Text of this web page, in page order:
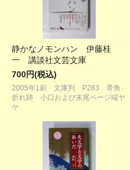
静かなノモンハン 伊藤桂
一 講談社文芸文庫
700円(税込)
2005年1刷 文庫判 P283 帯角
折れ跡 小口および末尾ページ端ヤ
ケ